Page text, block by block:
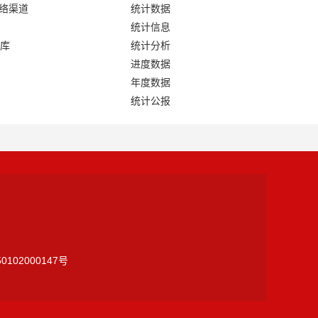
渠道
统计数据
统计信息
统计分析
进度数据
年度数据
统计公报
号